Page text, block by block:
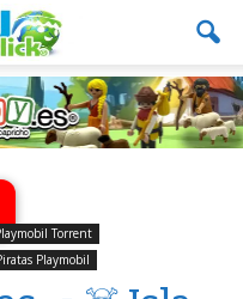
Torrent
Playmobil